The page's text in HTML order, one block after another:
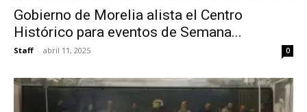
Gobierno de Morelia alista el Centro
Histórico para eventos de Semana...
Staff - abril 11, 2025 0